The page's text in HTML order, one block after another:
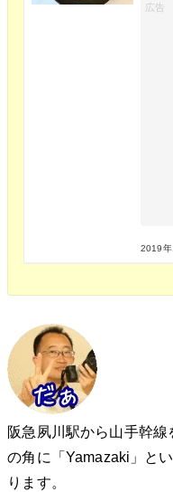
2019年
阪急夙川駅から山手幹
の角に「Yamazaki」と
ります。